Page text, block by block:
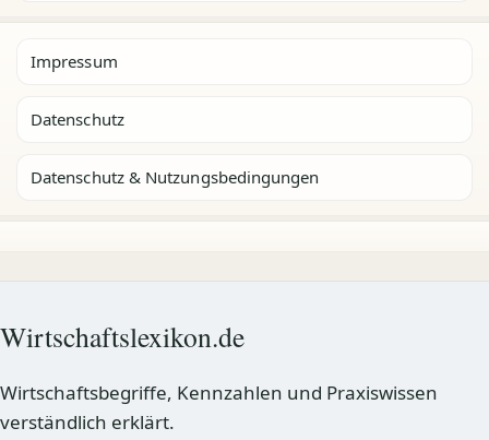
Impressum
Datenschutz
Datenschutz & Nutzungsbedingungen
Wirtschaftslexikon.de
Wirtschaftsbegriffe, Kennzahlen und Praxiswissen
verständlich erklärt.